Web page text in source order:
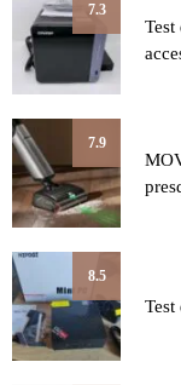
7.3
7.9
8.5